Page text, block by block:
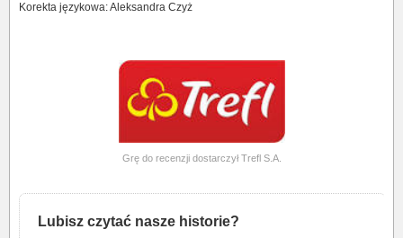
Korekta językowa: Aleksandra Czyż
Grę do recenzji dostarczył Trefl S.A.
Lubisz czytać nasze historie?